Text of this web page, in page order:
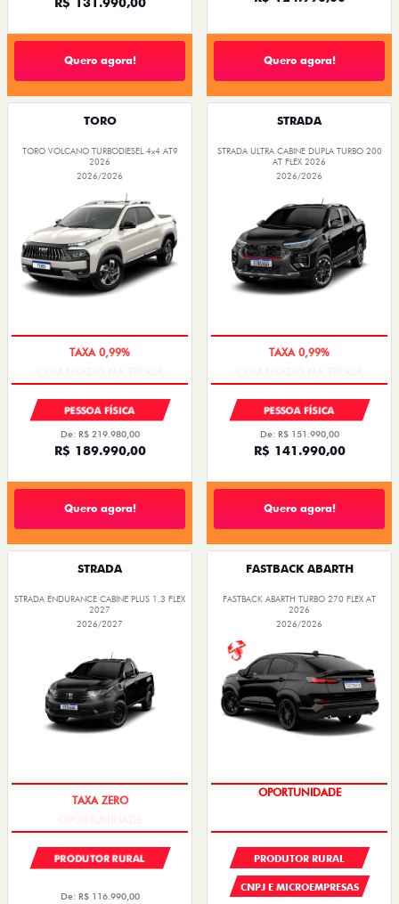
Quero agora! Quero agora!
TORO
TORO VOLCANO TURBODIESEL 4x4 AT9
2026
2026/2026
PESSOA FÍSICA
De: R$ 219.980,00
R$ 189.990,00
Quero agora!
STRADA
STRADA ULTRA CABINE DUPLA TURBO 200
AT FLEX 2026
2026/2026
PESSOA FÍSICA
De: R$ 151.990,00
R$ 141.990,00
Quero agora!
STRADA
STRADA ENDURANCE CABINE PLUS 1.3 FLEX
2027
2026/2027
OPORTUNIDADE
PRODUTOR RURAL
De: R$ 116.990,00
FASTBACK ABARTH
FASTBACK ABARTH TURBO 270 FLEX AT
2026
2026/2026
OPORTUNIDADE
PRODUTOR RURAL
CNPJ E MICROEMPRESAS